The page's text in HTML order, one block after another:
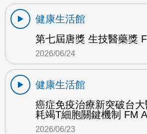
健康生活館
第七屆唐獎 生技醫藥獎
2026/06/24
健康生活館
癌症免疫治療新突破台
耗竭T細胞關鍵機制 FM
2026/06/23